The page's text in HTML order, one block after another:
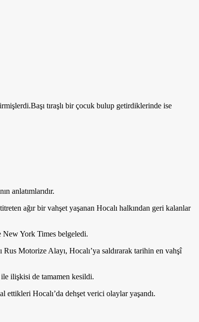
tıraşlı bir çocuk bulup getirdiklerinde ise
anlatımlarıdır.
ağır bir vahşet yaşanan Hocalı halkından geri kalanlar
New York Times belgeledi.
Motorize Alayı, Hocalı’ya saldırarak tarihin en vahşî
ile ilişkisi de tamamen kesildi.
ettikleri Hocalı’da dehşet verici olaylar yaşandı.